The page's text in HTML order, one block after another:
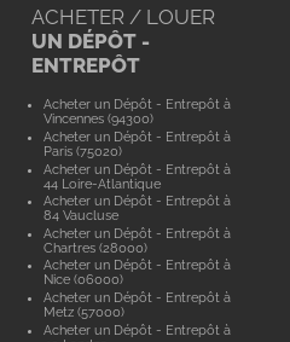
ACHETER / LOUER
UN DÉPÔT -
ENTREPÔT
Acheter un Dépôt - Entrepôt à
Vincennes (94300)
Acheter un Dépôt - Entrepôt à
Paris (75020)
Acheter un Dépôt - Entrepôt à
44 Loire-Atlantique
Acheter un Dépôt - Entrepôt à
84 Vaucluse
Acheter un Dépôt - Entrepôt à
Chartres (28000)
Acheter un Dépôt - Entrepôt à
Nice (06000)
Acheter un Dépôt - Entrepôt à
Metz (57000)
Acheter un Dépôt - Entrepôt à